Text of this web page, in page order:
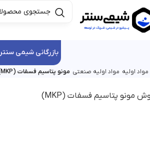
بازرگانی شیمی سنتر
اولیه مواد اولیه صنعتی مونو پتاسیم فسفات (MKP)